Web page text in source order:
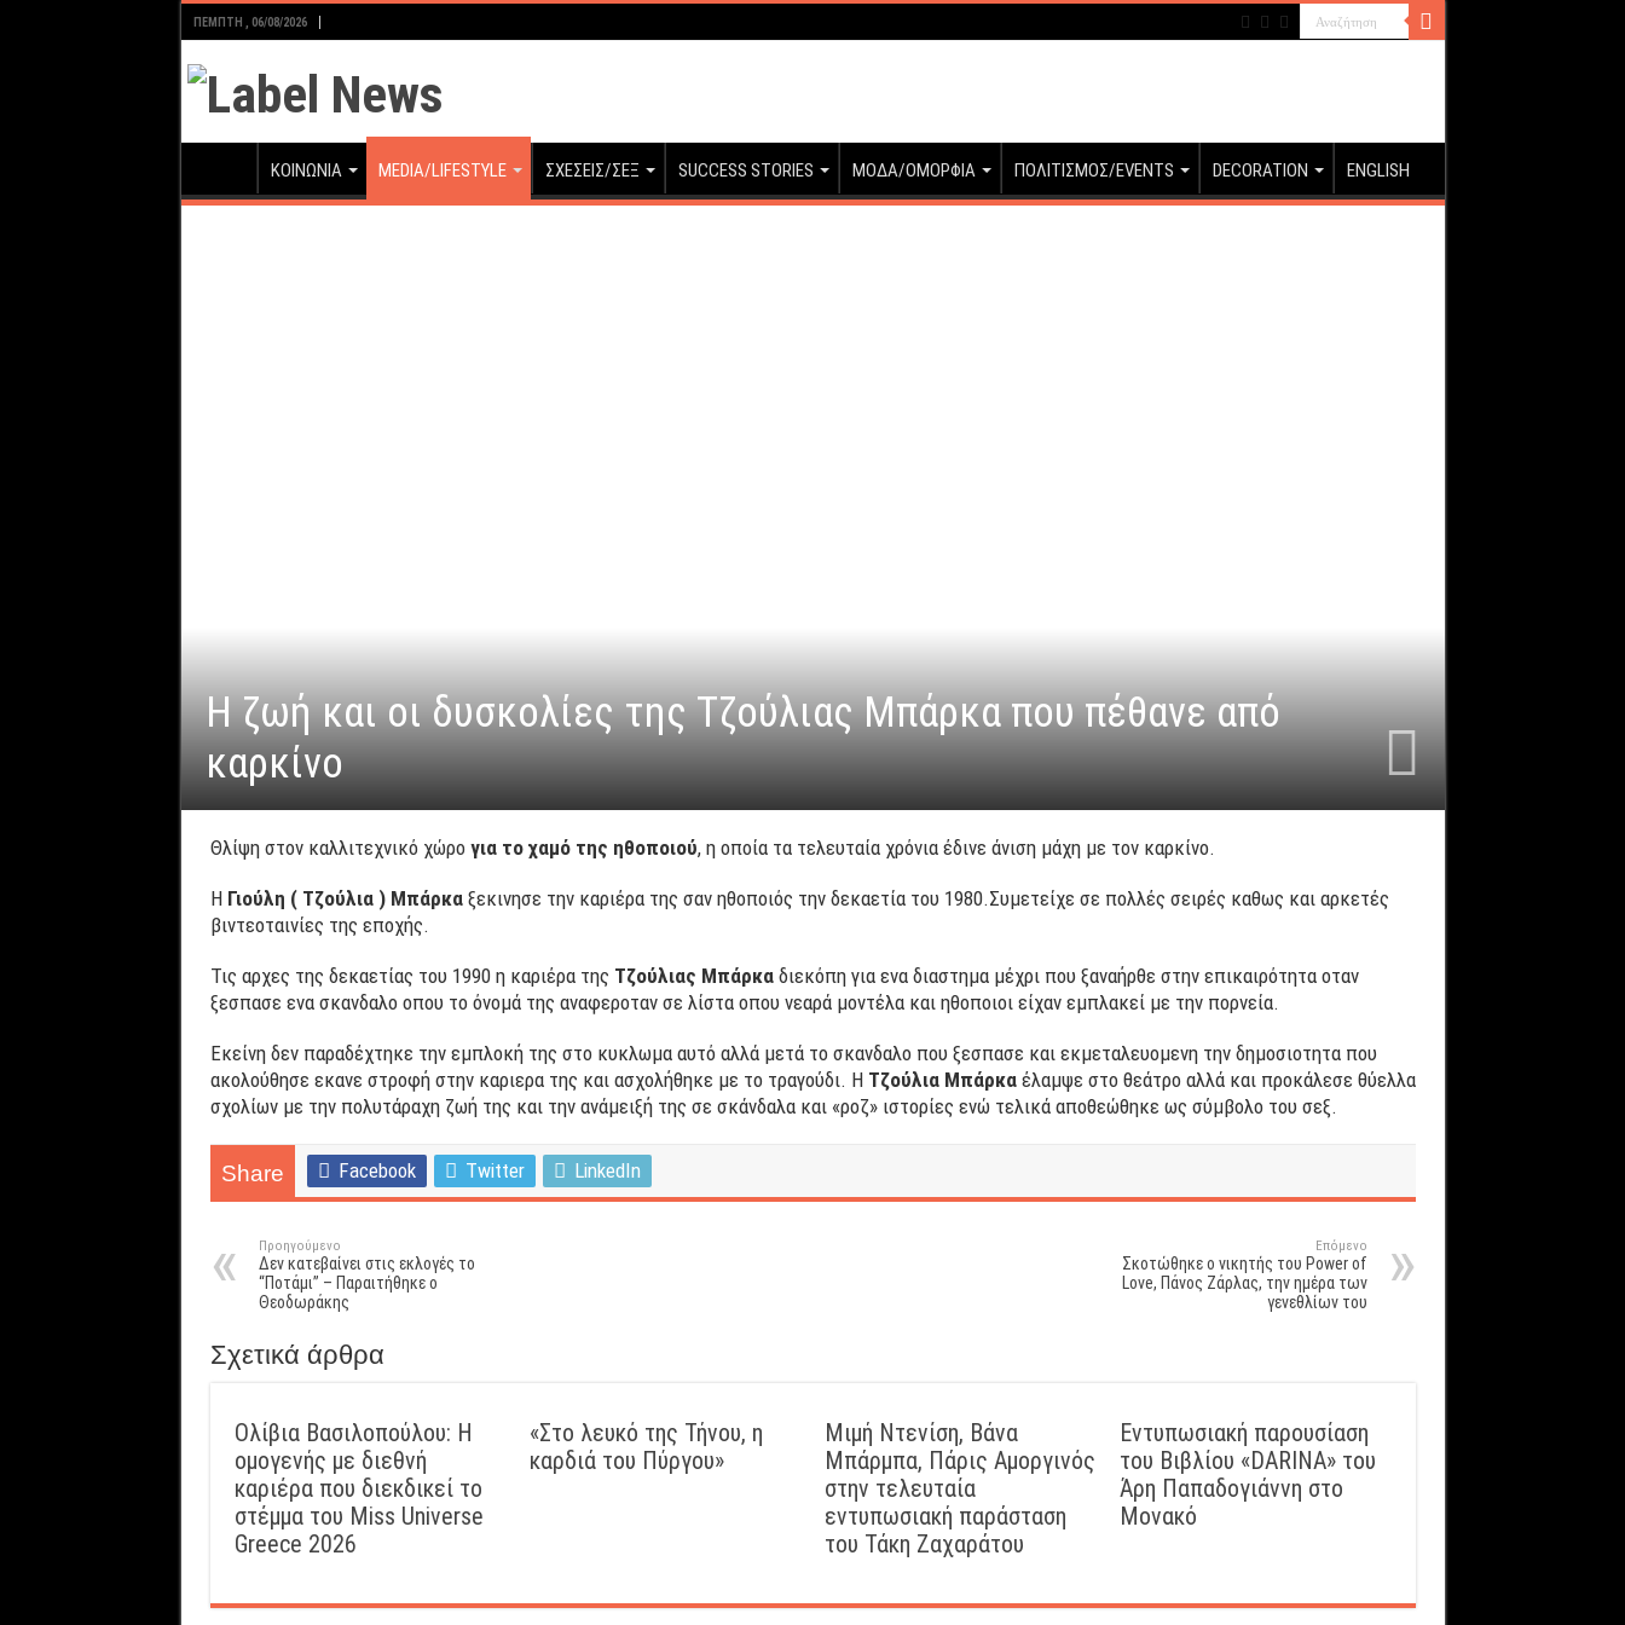
ΠΈΜΠΤΗ , 06/08/2026
ΚΟΙΝΩΝΙΑ MEDIA/LIFESTYLE ΣΧΕΣΕΙΣ/ΣΕΞ SUCCESS STORIES ΜΟΔΑ/ΟΜΟΡΦΙΑ ΠΟΛΙΤΙΣΜΟΣ/EVENTS DECORATION ENGLISH
Η ζωή και οι δυσκολίες της Τζούλιας Μπάρκα που πέθανε από
καρκίνο
Θλίψη στον καλλιτεχνικό χώρο για το χαμό της ηθοποιού, η οποία τα τελευταία χρόνια έδινε άνιση μάχη με τον καρκίνο.
Η Γιούλη ( Τζούλια ) Μπάρκαξεκινησε την καριέρα της σαν ηθοποιός την δεκαετία του 1980.Συμετείχε σε πολλές σειρές καθως και αρκετές
βιντεοταινίες της εποχής.
Τις αρχες της δεκαετίας του 1990 η καριέρα της Τζούλιας Μπάρκα διεκόπη για ενα διαστημα μέχρι που ξαναήρθε στην επικαιρότητα οταν
ξεσπασε ενα σκανδαλο οπου το όνομά της αναφεροταν σε λίστα οπου νεαρά μοντέλα και ηθοποιοι είχαν εμπλακεί με την πορνεία.
Εκείνη δεν παραδέχτηκε την εμπλοκή της στο κυκλωμα αυτό αλλά μετά το σκανδαλο που ξεσπασε και εκμεταλευομενη την δημοσιοτητα που
ακολούθησε εκανε στροφή στην καριερα της και ασχολήθηκε με το τραγούδι. Η Τζούλια Μπάρκαέλαμψε στο θεάτρο αλλά και προκάλεσε θύελλα
σχολίων με την πολυτάραχη ζωή της και την ανάμειξή της σε σκάνδαλα και «ροζ» ιστορίες ενώ τελικά αποθεώθηκε ως σύμβολο του σεξ.
Share Facebook Twitter LinkedIn
Προηγούμενο
Δεν κατεβαίνει στις εκλογές το
“Ποτάμι” – Παραιτήθηκε ο
Θεοδωράκης
Επόμενο
Σκοτώθηκε ο νικητής του Power of
Love, Πάνος Ζάρλας, την ημέρα των
γενεθλίων του
Σχετικά άρθρα
Ολίβια Βασιλοπούλου: Η
ομογενής με διεθνή
καριέρα που διεκδικεί το
στέμμα του Miss Universe
Greece 2026
«Στο λευκό της Τήνου, η
καρδιά του Πύργου»
Μιμή Ντενίση, Βάνα
Μπάρμπα, Πάρις Αμοργινός
στην τελευταία
εντυπωσιακή παράσταση
του Τάκη Ζαχαράτου
Εντυπωσιακή παρουσίαση
του Βιβλίου «DARINA» του
Άρη Παπαδογιάννη στο
Μονακό